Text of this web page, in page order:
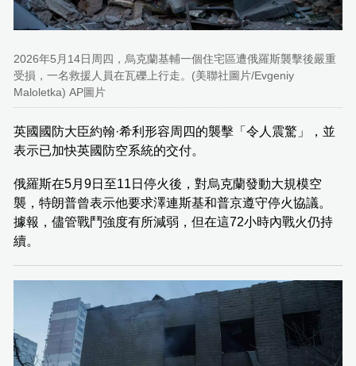
2026年5月14日周四，烏克蘭基輔一個住宅區遭俄羅斯襲擊後嚴重
受損，一名救援人員在瓦礫上行走。(美聯社圖片/Evgeniy
Maloletka) AP圖片
英國國防大臣約翰·希利形容周四的襲擊「令人震驚」，並
表示已加快英國防空系統的交付。
俄羅斯在5月9日至11日停火後，對烏克蘭發動大規模空
襲，特朗普曾表示他要求澤連斯基和普京遵守停火協議。
據報，儘管戰鬥強度有所減弱，但在這72小時內戰火仍持
續。